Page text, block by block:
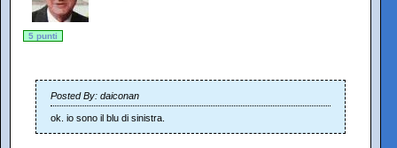
5 punti
Posted By: daiconan
ok. io sono il blu di sinistra.